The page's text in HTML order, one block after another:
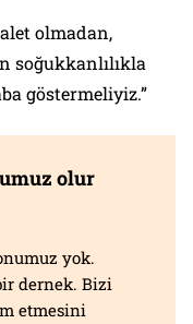
olmadan,
soğukkanlılıkla
göstermeliyiz.”
olur
yok.
dernek. Bizi
etmesini